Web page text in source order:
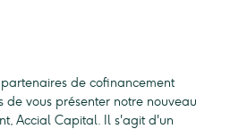
de cofinancement
de vous présenter notre nouveau
Accial Capital. Il s'agit d'un